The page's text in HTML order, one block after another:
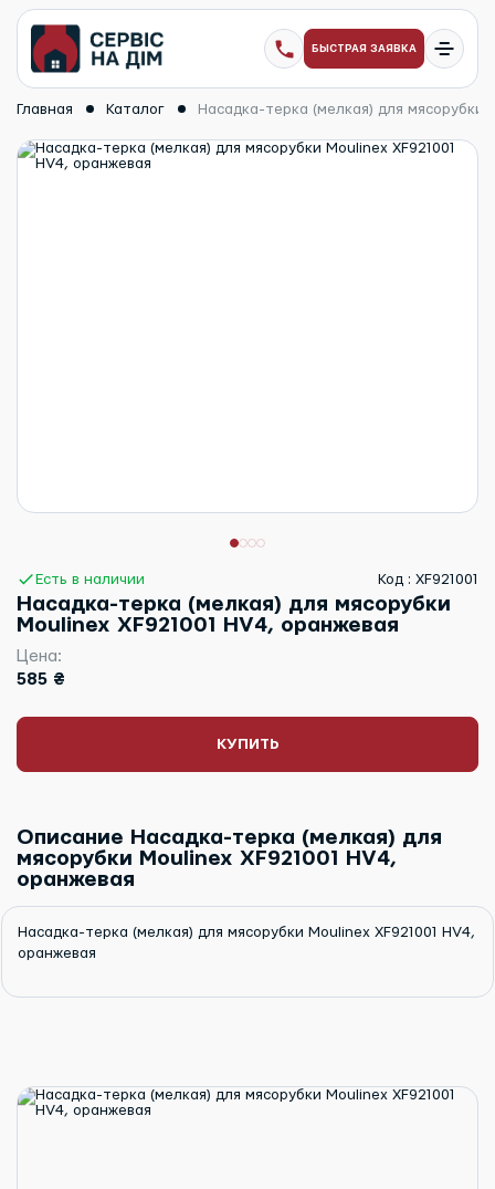
БЫСТРАЯ ЗАЯВКА
Главная Каталог Насадка-терка (мелкая) для мясорубки
Есть в наличии Код : XF921001
Насадка-терка (мелкая) для мясорубки
Moulinex XF921001 HV4, оранжевая
Цена:
585 ₴
КУПИТЬ
Описание Насадка-терка (мелкая) для
мясорубки Moulinex XF921001 HV4,
оранжевая
Насадка-терка (мелкая) для мясорубки Moulinex XF921001 HV4,
оранжевая